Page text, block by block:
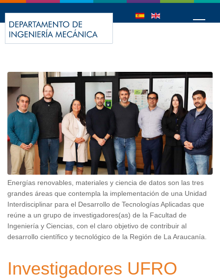
Energías renovables, materiales y ciencia de datos son las tres
grandes áreas que contempla la implementación de una Unidad
Interdisciplinar para el Desarrollo de Tecnologías Aplicadas que
reúne a un grupo de investigadores(as) de la Facultad de
Ingeniería y Ciencias, con el claro objetivo de contribuir al
desarrollo científico y tecnológico de la Región de La Araucanía.
Investigadores UFRO